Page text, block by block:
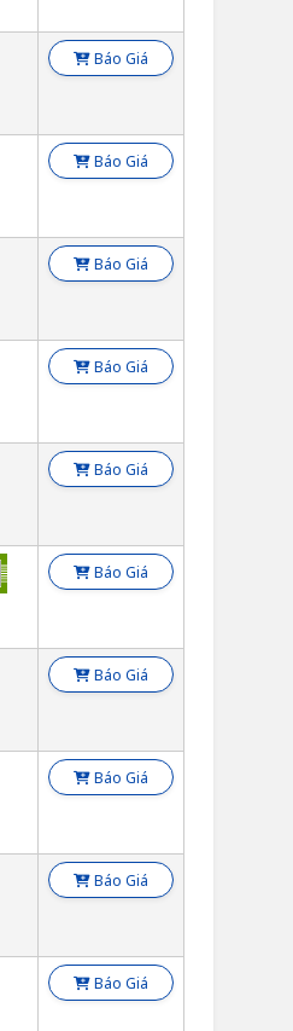
Báo Giá
Báo Giá
Báo Giá
Báo Giá
Báo Giá
Báo Giá
Báo Giá
Báo Giá
Báo Giá
Báo Giá